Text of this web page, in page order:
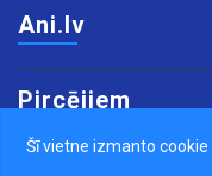
Ani.lv
Pircējiem
Šī vietne izmanto